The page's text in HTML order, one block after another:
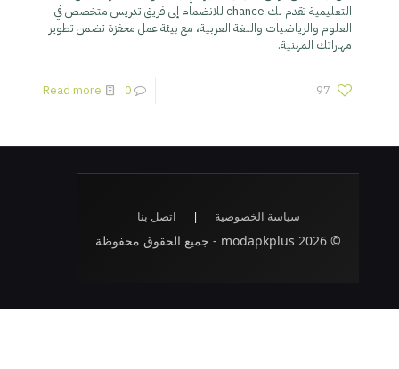
التعليمية تقدم لك chance للانضمام إلى فريق تدريس متخصص في
العلوم والرياضيات واللغة العربية، مع بيئة عمل محفزة تضمن تطوير
مهاراتك المهنية.
97
0
Read more
سياسة الخصوصية | اتصل بنا
© 2026 modapkplus - جميع الحقوق محفوظة